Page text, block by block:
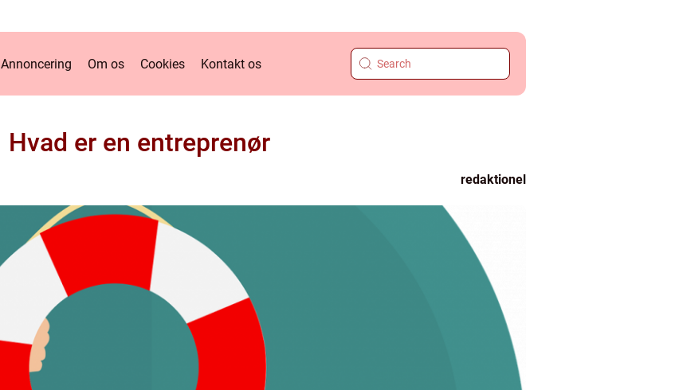
Annoncering Om os Cookies Kontakt os
Hvad er en entreprenør
redaktionel